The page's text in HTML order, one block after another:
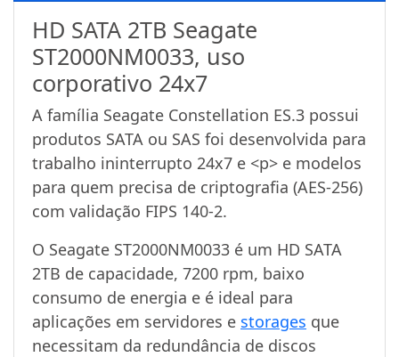
HD SATA 2TB Seagate
ST2000NM0033, uso
corporativo 24x7
A família Seagate Constellation ES.3 possui
produtos SATA ou SAS foi desenvolvida para
trabalho ininterrupto 24x7 e <p> e modelos
para quem precisa de criptografia (AES-256)
com validação FIPS 140-2.
O Seagate ST2000NM0033 é um HD SATA
2TB de capacidade, 7200 rpm, baixo
consumo de energia e é ideal para
aplicações em servidores e storages que
necessitam da redundância de discos